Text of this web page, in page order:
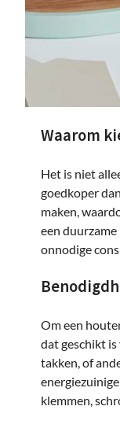
Waarom
Het is niet
goedkoper
maken,
een
onnodige
Om een
dat geschikt
takken, of
klemmen,